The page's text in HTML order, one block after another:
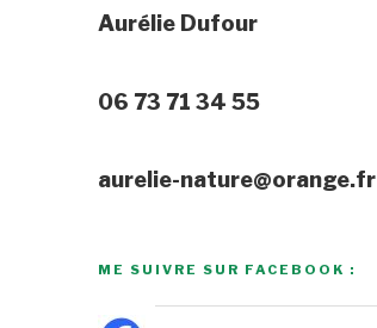
Aurélie Dufour
06 73 71 34 55
aurelie-nature@orange.fr
ME SUIVRE SUR FACEBOOK :